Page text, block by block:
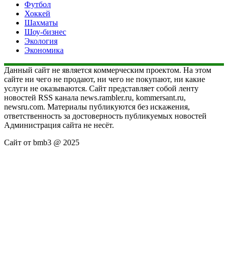
Футбол
Хоккей
Шахматы
Шоу-бизнес
Экология
Экономика
Данный сайт не является коммерческим проектом. На этом
сайте ни чего не продают, ни чего не покупают, ни какие
услуги не оказываются. Сайт представляет собой ленту
новостей RSS канала news.rambler.ru, kommersant.ru,
newsru.com. Материалы публикуются без искажения,
ответственность за достоверность публикуемых новостей
Администрация сайта не несёт.
Сайт от bmb3 @ 2025